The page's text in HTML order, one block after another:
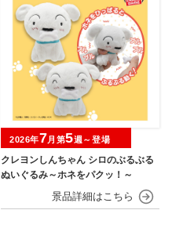
クレヨンしんちゃん シロのぶるぶる
ぬいぐるみ～ホネをパクッ！～
2026年7月第5週～登場